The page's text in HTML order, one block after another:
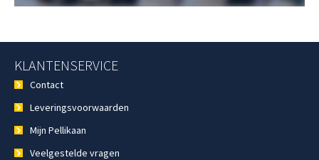
KLANTENSERVICE
Contact
Leveringsvoorwaarden
Mijn Pellikaan
Veelgestelde vragen